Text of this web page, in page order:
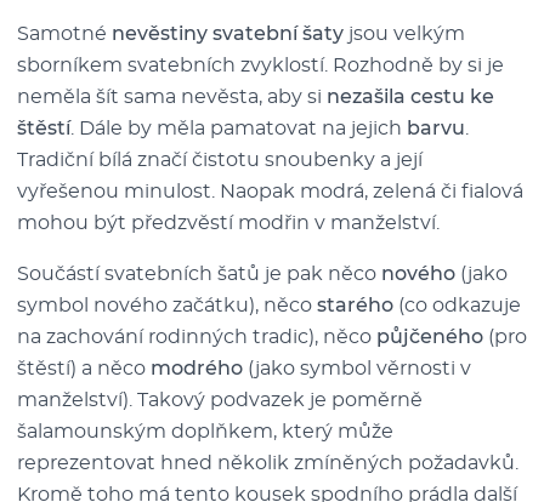
Samotné nevěstiny svatební šaty jsou velkým
sborníkem svatebních zvyklostí. Rozhodně by si je
neměla šít sama nevěsta, aby si nezašila cestu ke
štěstí . Dále by měla pamatovat na jejich barvu
Tradiční bílá značí čistotu snoubenky a její
vyřešenou minulost. Naopak modrá, zelená či fialová
mohou být předzvěstí modřin v manželství.
Součástí svatebních šatů je pak něco nového (jako
symbol nového začátku), něco starého (co odkazuje
na zachování rodinných tradic), něco půjčeného (pro
štěstí) a něco modrého (jako symbol věrnosti v
manželství). Takový podvazek je poměrně
šalamounským doplňkem, který může
reprezentovat hned několik zmíněných požadavků.
Kromě toho má tento kousek spodního prádla další